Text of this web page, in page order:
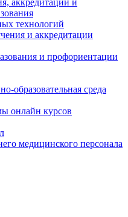
аккредитации и
технологий
и аккредитации
и профориентации
образовательная среда
онлайн курсов
медицинского персонала